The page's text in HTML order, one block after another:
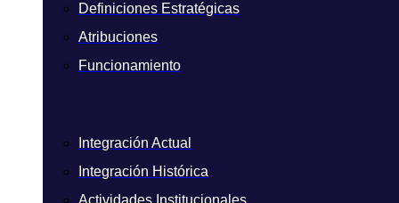
Definiciones Estratégicas
Atribuciones
Funcionamiento
Integración Actual
Integración Histórica
Actividades Institucionales